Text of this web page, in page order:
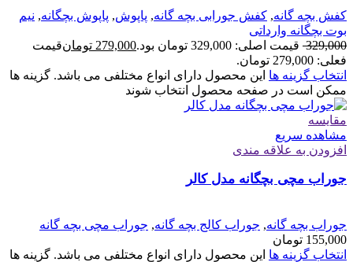
کفش بچه گانه, کفش جورابی بچه گانه, پاپوش, پاپوش بچگانه, نیم
بوت بچگانه وارداتی
329,000 قیمت اصلی: 329,000 تومان بود. 279,000 تومانقیمت
فعلی: 279,000 تومان.
انتخاب گزینه ها این محصول دارای انواع مختلفی می باشد. گزینه ها
ممکن است در صفحه محصول انتخاب شوند
مقایسه
مشاهده سریع
افزودن به علاقه مندی
جوراب مچی بچگانه مدل کالر
جوراب بچه گانه, جوراب کالج بچه گانه, جوراب مچی بچه گانه
155,000 تومان
انتخاب گزینه ها این محصول دارای انواع مختلفی می باشد. گزینه ها